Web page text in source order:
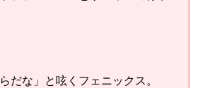
だな」と呟くフェニックス。